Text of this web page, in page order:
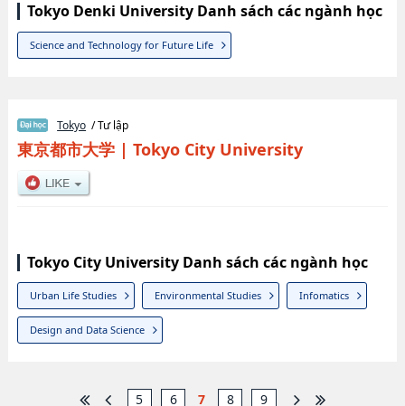
Tokyo Denki University Danh sách các ngành học
Science and Technology for Future Life
Tokyo / Tư lập
東京都市大学| Tokyo City University
Tokyo City University Danh sách các ngành học
Urban Life Studies Environmental Studies Infomatics
Design and Data Science
5 6 7 8 9